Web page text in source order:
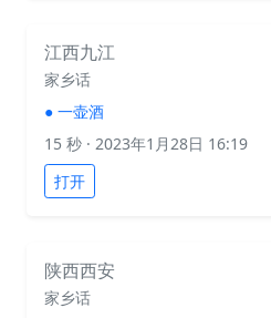
江西九江
家乡话
● 一壶酒
15 秒 · 2023年1月28日 16:19
打开
陕西西安
家乡话